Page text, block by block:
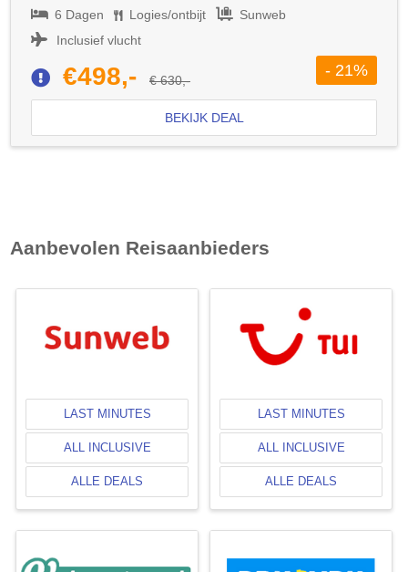
6 Dagen
Logies/ontbijt
Sunweb
Inclusief vlucht
€498,- € 630,-
- 21%
BEKIJK DEAL
Aanbevolen Reisaanbieders
LAST MINUTES
ALL INCLUSIVE
ALLE DEALS
LAST MINUTES
ALL INCLUSIVE
ALLE DEALS